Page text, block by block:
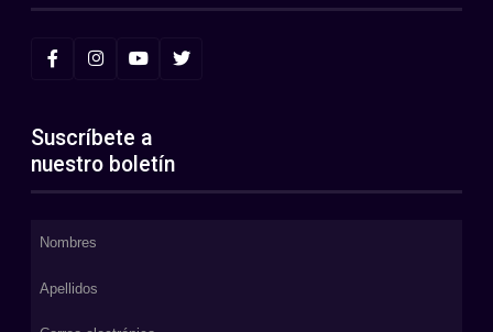
Suscríbete a
nuestro boletín